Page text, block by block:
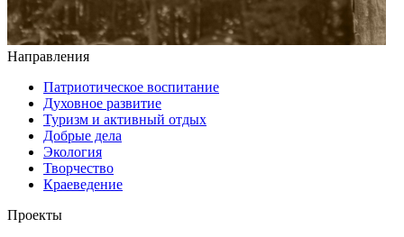
Направления
Патриотическое воспитание
Духовное развитие
Туризм и активный отдых
Добрые дела
Экология
Творчество
Краеведение
Проекты